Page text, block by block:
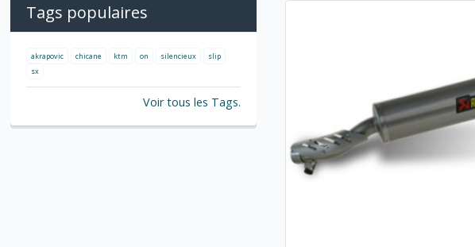
Tags populaires
akrapovic chicane ktm on silencieux
slip
sx
Voir tous les Tags.